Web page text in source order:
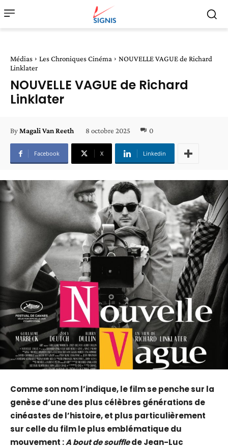
Médias Les Chroniques Cinéma
NOUVELLE VAGUE de Richard
Linklater
NOUVELLE VAGUE de Richard
Linklater
ByMagali Van Reeth 8 octobre 2025 0
Facebook X Linkedin
Comme son nom l’indique, le film se penche sur la
genèse d’une des plus célèbres générations de
cinéastes de l’histoire, et plus particulièrement
sur celle du film le plus emblématique du
mouvement :A bout de soufflede Jean-Luc